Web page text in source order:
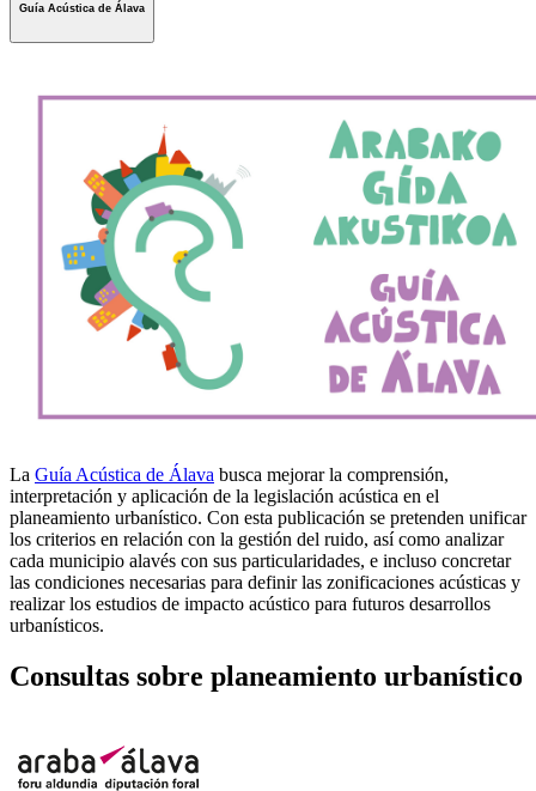
Guía Acústica de Álava
La Guía Acústica de Álava busca mejorar la comprensión,
interpretación y aplicación de la legislación acústica en el
planeamiento urbanístico. Con esta publicación se pretenden unificar
los criterios en relación con la gestión del ruido, así como analizar
cada municipio alavés con sus particularidades, e incluso concretar
las condiciones necesarias para definir las zonificaciones acústicas y
realizar los estudios de impacto acústico para futuros desarrollos
urbanísticos.
Consultas sobre planeamiento urbanístico